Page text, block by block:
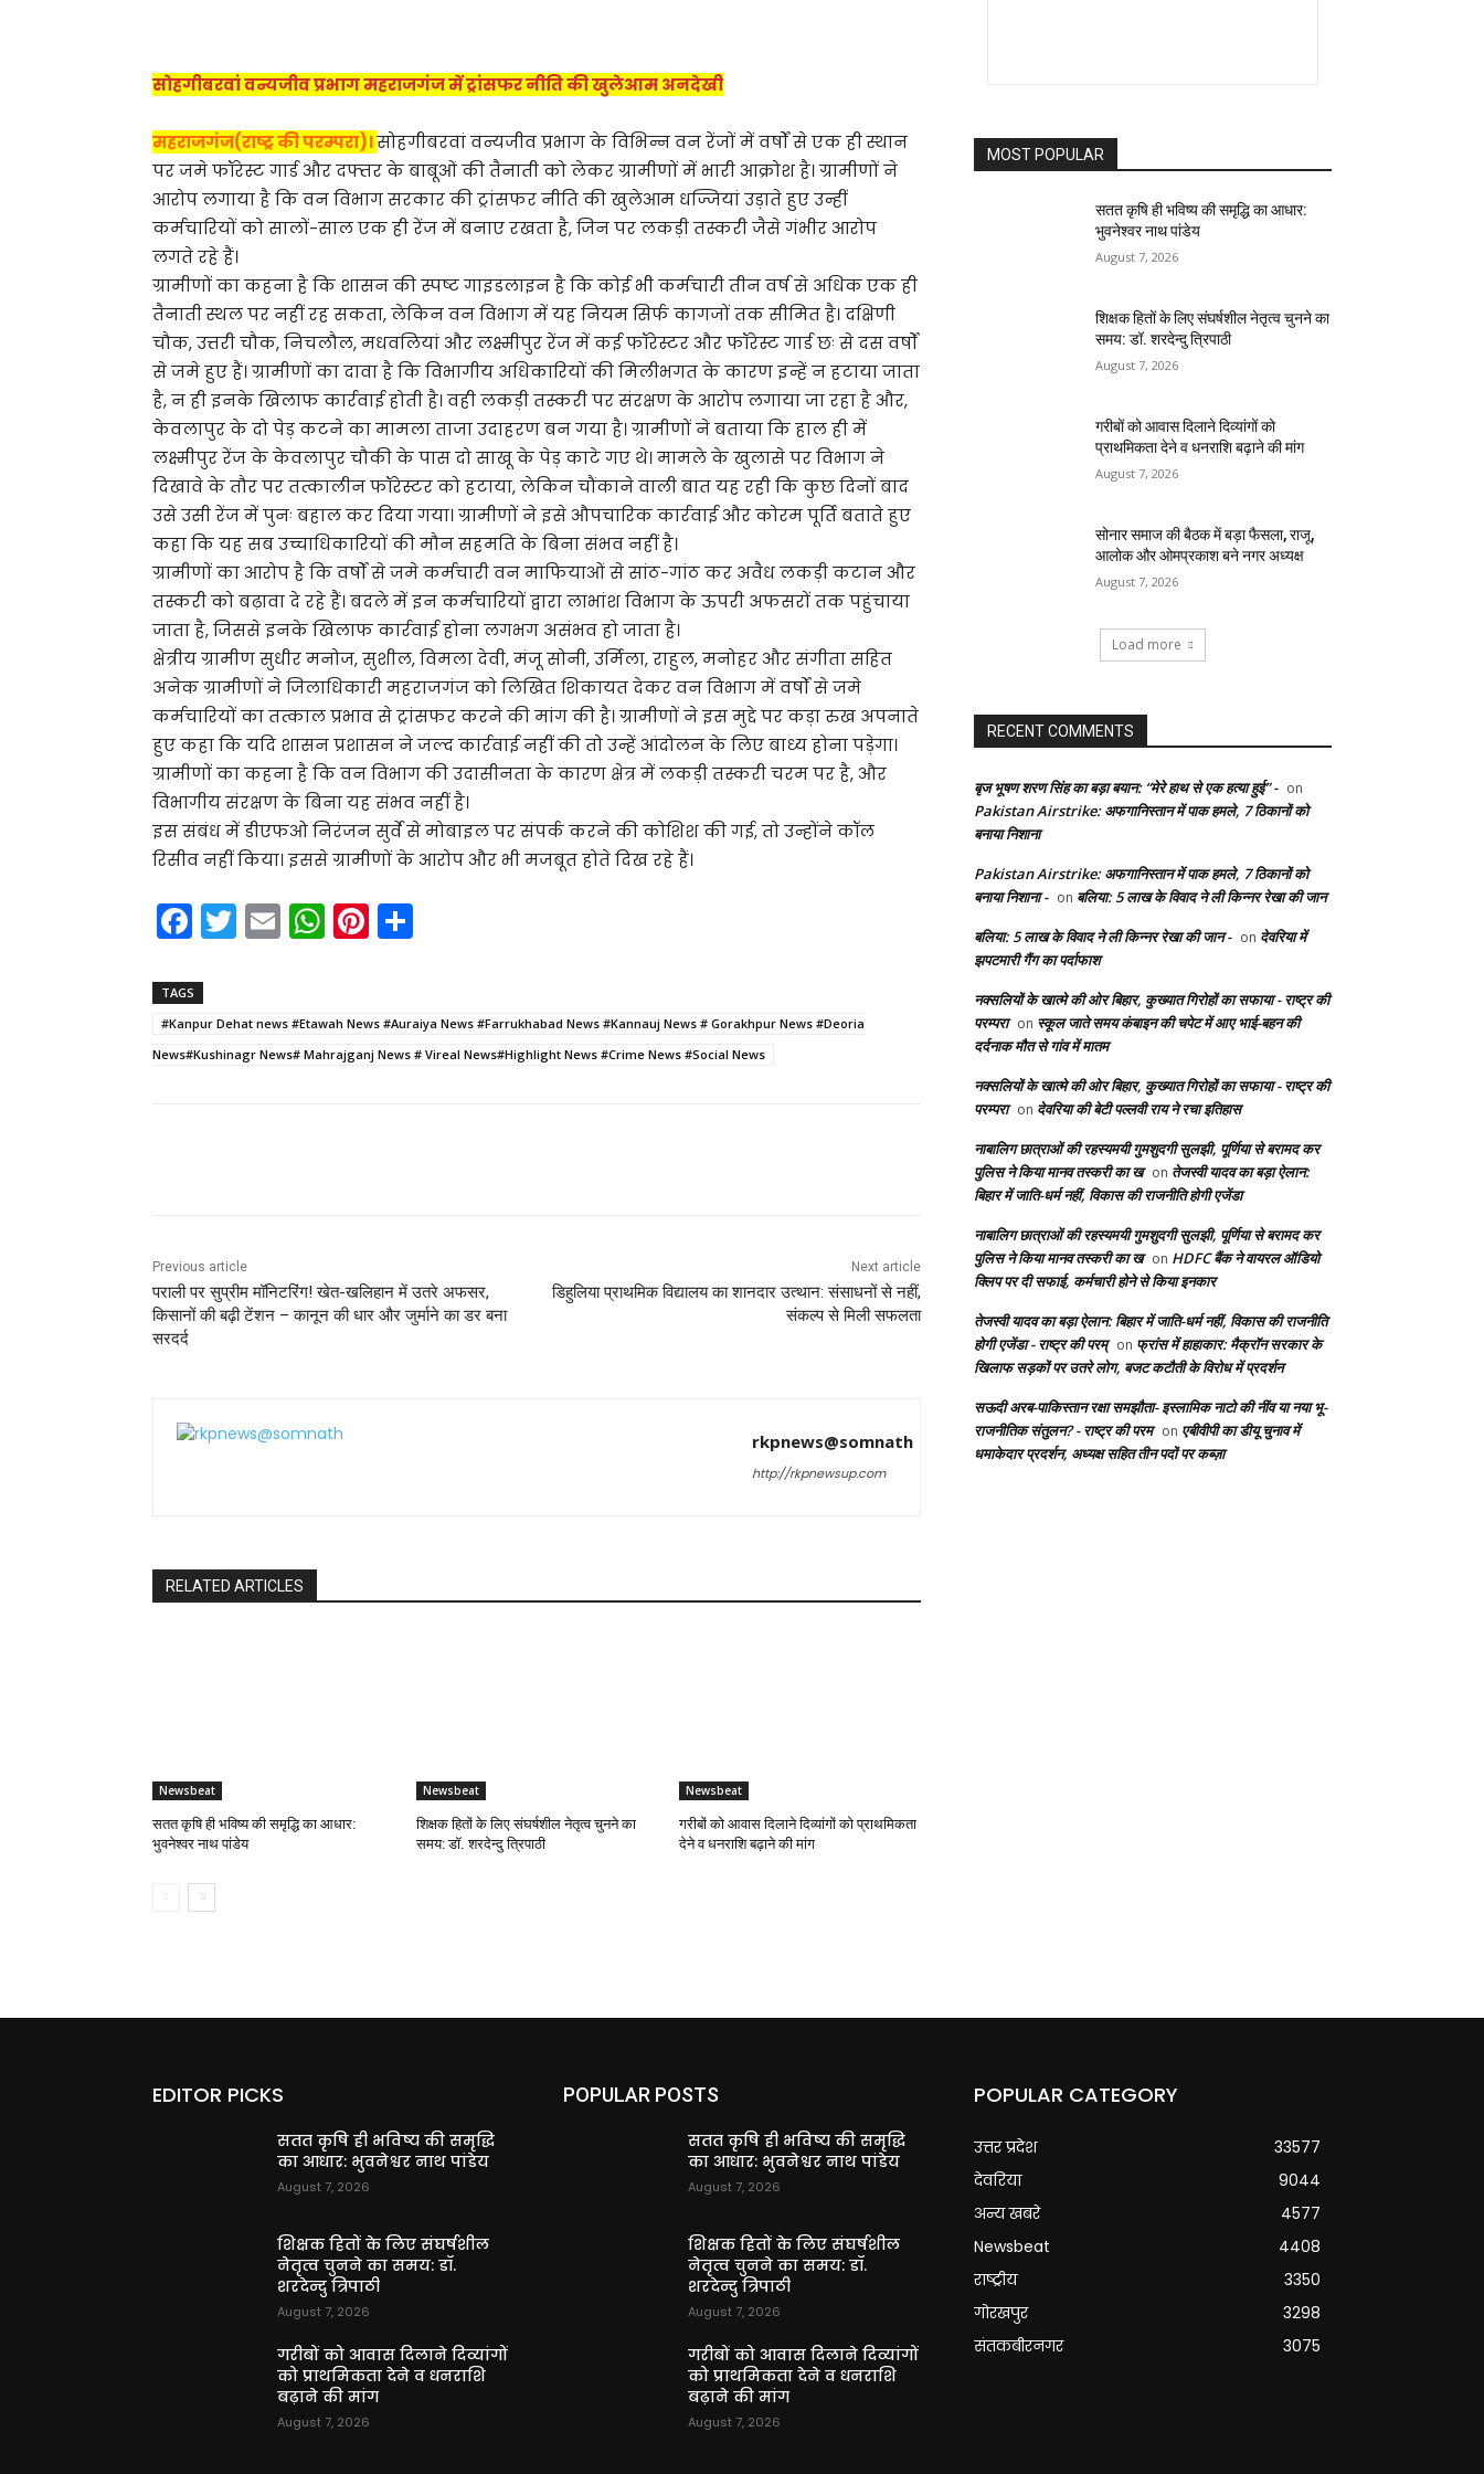
सोहगीबरवां वन्यजीव प्रभाग महराजगंज में ट्रांसफर नीति की खुलेआम अनदेखी
महराजगंज(राष्ट्र की परम्परा)।सोहगीबरवां वन्यजीव प्रभाग के विभिन्न वन रेंजों में वर्षों से एक ही स्थान
पर जमे फॉरेस्ट गार्ड और दफ्तर के बाबूओं की तैनाती को लेकर ग्रामीणों में भारी आक्रोश है। ग्रामीणों ने
आरोप लगाया है कि वन विभाग सरकार की ट्रांसफर नीति की खुलेआम धज्जियां उड़ाते हुए उन्हीं
कर्मचारियों को सालों-साल एक ही रेंज में बनाए रखता है, जिन पर लकड़ी तस्करी जैसे गंभीर आरोप
लगते रहे हैं।
ग्रामीणों का कहना है कि शासन की स्पष्ट गाइडलाइन है कि कोई भी कर्मचारी तीन वर्ष से अधिक एक ही
तैनाती स्थल पर नहीं रह सकता, लेकिन वन विभाग में यह नियम सिर्फ कागजों तक सीमित है। दक्षिणी
चौक, उत्तरी चौक, निचलौल, मधवलियां और लक्ष्मीपुर रेंज में कई फॉरेस्टर और फॉरेस्ट गार्ड छः से दस वर्षों
से जमे हुए हैं। ग्रामीणों का दावा है कि विभागीय अधिकारियों की मिलीभगत के कारण इन्हें न हटाया जाता
है, न ही इनके खिलाफ कार्रवाई होती है। वही लकड़ी तस्करी पर संरक्षण के आरोप लगाया जा रहा है और,
केवलापुर के दो पेड़ कटने का मामला ताजा उदाहरण बन गया है। ग्रामीणों ने बताया कि हाल ही में
लक्ष्मीपुर रेंज के केवलापुर चौकी के पास दो साखू के पेड़ काटे गए थे। मामले के खुलासे पर विभाग ने
दिखावे के तौर पर तत्कालीन फॉरेस्टर को हटाया, लेकिन चौंकाने वाली बात यह रही कि कुछ दिनों बाद
उसे उसी रेंज में पुनः बहाल कर दिया गया। ग्रामीणों ने इसे औपचारिक कार्रवाई और कोरम पूर्ति बताते हुए
कहा कि यह सब उच्चाधिकारियों की मौन सहमति के बिना संभव नहीं है।
ग्रामीणों का आरोप है कि वर्षों से जमे कर्मचारी वन माफियाओं से सांठ-गांठ कर अवैध लकड़ी कटान और
तस्करी को बढ़ावा दे रहे हैं। बदले में इन कर्मचारियों द्वारा लाभांश विभाग के ऊपरी अफसरों तक पहुंचाया
जाता है, जिससे इनके खिलाफ कार्रवाई होना लगभग असंभव हो जाता है।
क्षेत्रीय ग्रामीण सुधीर मनोज, सुशील, विमला देवी, मंजू सोनी, उर्मिला, राहुल, मनोहर और संगीता सहित
अनेक ग्रामीणों ने जिलाधिकारी महराजगंज को लिखित शिकायत देकर वन विभाग में वर्षों से जमे
कर्मचारियों का तत्काल प्रभाव से ट्रांसफर करने की मांग की है। ग्रामीणों ने इस मुद्दे पर कड़ा रुख अपनाते
हुए कहा कि यदि शासन प्रशासन ने जल्द कार्रवाई नहीं की तो उन्हें आंदोलन के लिए बाध्य होना पड़ेगा।
ग्रामीणों का कहना है कि वन विभाग की उदासीनता के कारण क्षेत्र में लकड़ी तस्करी चरम पर है, और
विभागीय संरक्षण के बिना यह संभव नहीं है।
इस संबंध में डीएफओ निरंजन सुर्वे से मोबाइल पर संपर्क करने की कोशिश की गई, तो उन्होंने कॉल
रिसीव नहीं किया। इससे ग्रामीणों के आरोप और भी मजबूत होते दिख रहे हैं।
F
a
c
e
b
T
w
er
E
m
l
W
h
ts
A
Pi
nt
e
st
e
TAGS
#Kanpur Dehat news #Etawah News #Auraiya News #Farrukhabad News #Kannauj News # Gorakhpur News #Deoria
News#Kushinagr News# Mahrajganj News # Vireal News#Highlight News #Crime News #Social News
Previous article
पराली पर सुप्रीम मॉनिटरिंग! खेत-खलिहान में उतरे अफसर,
किसानों की बढ़ी टेंशन – कानून की धार और जुर्माने का डर बना
सरदर्द
Next article
डिहुलिया प्राथमिक विद्यालय का शानदार उत्थान: संसाधनों से नहीं,
संकल्प से मिली सफलता
rkpnews@somnath
http://rkpnewsup.com
RELATED ARTICLES
Newsbeat
सतत कृषि ही भविष्य की समृद्धि का आधार:
भुवनेश्वर नाथ पांडेय
Newsbeat
शिक्षक हितों के लिए संघर्षशील नेतृत्व चुनने का
समय: डॉ. शरदेन्दु त्रिपाठी
Newsbeat
गरीबों को आवास दिलाने दिव्यांगों को प्राथमिकता
देने व धनराशि बढ़ाने की मांग
MOST POPULAR
सतत कृषि ही भविष्य की समृद्धि का आधार:
भुवनेश्वर नाथ पांडेय
August 7, 2026
शिक्षक हितों के लिए संघर्षशील नेतृत्व चुनने का
समय: डॉ. शरदेन्दु त्रिपाठी
August 7, 2026
गरीबों को आवास दिलाने दिव्यांगों को
प्राथमिकता देने व धनराशि बढ़ाने की मांग
August 7, 2026
सोनार समाज की बैठक में बड़ा फैसला, राजू,
आलोक और ओमप्रकाश बने नगर अध्यक्ष
August 7, 2026
Load more
RECENT COMMENTS
बृज भूषण शरण सिंह का बड़ा बयान: “मेरे हाथ से एक हत्या हुई” - on
Pakistan Airstrike: अफगानिस्तान में पाक हमले, 7 ठिकानों को
बनाया निशाना
Pakistan Airstrike: अफगानिस्तान में पाक हमले, 7 ठिकानों को
बनाया निशाना - on बलिया: 5 लाख के विवाद ने ली किन्नर रेखा की जान
बलिया: 5 लाख के विवाद ने ली किन्नर रेखा की जान - on देवरिया में
झपटमारी गैंग का पर्दाफाश
नक्सलियों के खात्मे की ओर बिहार, कुख्यात गिरोहों का सफाया - राष्ट्र की
परम्परा on स्कूल जाते समय कंबाइन की चपेट में आए भाई-बहन की
दर्दनाक मौत से गांव में मातम
नक्सलियों के खात्मे की ओर बिहार, कुख्यात गिरोहों का सफाया - राष्ट्र की
परम्परा on देवरिया की बेटी पल्लवी राय ने रचा इतिहास
नाबालिग छात्राओं की रहस्यमयी गुमशुदगी सुलझी, पूर्णिया से बरामद कर
पुलिस ने किया मानव तस्करी का ख on तेजस्वी यादव का बड़ा ऐलान:
बिहार में जाति-धर्म नहीं, विकास की राजनीति होगी एजेंडा
नाबालिग छात्राओं की रहस्यमयी गुमशुदगी सुलझी, पूर्णिया से बरामद कर
पुलिस ने किया मानव तस्करी का ख on HDFC बैंक ने वायरल ऑडियो
क्लिप पर दी सफाई, कर्मचारी होने से किया इनकार
तेजस्वी यादव का बड़ा ऐलान: बिहार में जाति-धर्म नहीं, विकास की राजनीति
होगी एजेंडा - राष्ट्र की परम् on फ्रांस में हाहाकार: मैक्रॉन सरकार के
खिलाफ सड़कों पर उतरे लोग, बजट कटौती के विरोध में प्रदर्शन
सऊदी अरब-पाकिस्तान रक्षा समझौता- इस्लामिक नाटो की नींव या नया भू-
राजनीतिक संतुलन? - राष्ट्र की परम on एबीवीपी का डीयू चुनाव में
धमाकेदार प्रदर्शन, अध्यक्ष सहित तीन पदों पर कब्ज़ा
EDITOR PICKS
सतत कृषि ही भविष्य की समृद्धि
का आधार: भुवनेश्वर नाथ पांडेय
August 7, 2026
शिक्षक हितों के लिए संघर्षशील
नेतृत्व चुनने का समय: डॉ.
शरदेन्दु त्रिपाठी
August 7, 2026
गरीबों को आवास दिलाने दिव्यांगों
को प्राथमिकता देने व धनराशि
बढ़ाने की मांग
August 7, 2026
POPULAR POSTS
सतत कृषि ही भविष्य की समृद्धि
का आधार: भुवनेश्वर नाथ पांडेय
August 7, 2026
शिक्षक हितों के लिए संघर्षशील
नेतृत्व चुनने का समय: डॉ.
शरदेन्दु त्रिपाठी
August 7, 2026
गरीबों को आवास दिलाने दिव्यांगों
को प्राथमिकता देने व धनराशि
बढ़ाने की मांग
August 7, 2026
POPULAR CATEGORY
उत्तर प्रदेश
33577
देवरिया
9044
अन्य खबरे
4577
Newsbeat
4408
राष्ट्रीय
3350
गोरखपुर
3298
संतकबीरनगर
3075